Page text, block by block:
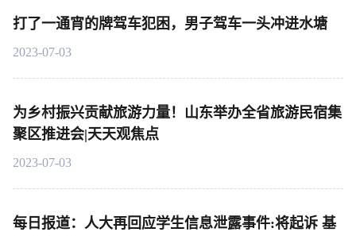
打了一通宵的牌驾车犯困，男子驾车一头冲进水塘
2023-07-03
为乡村振兴贡献旅游力量！山东举办全省旅游民宿集
聚区推进会|天天观焦点
2023-07-03
每日报道：人大再回应学生信息泄露事件:将起诉 基